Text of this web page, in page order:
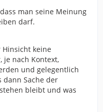
man seine Meinung
darf.
keine
je nach Kontext,
und gelegentlich
dann Sache der
bleibt und was